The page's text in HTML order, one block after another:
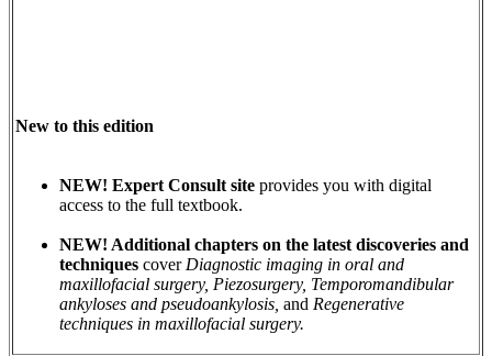
New to this edition
NEW! Expert Consult site provides you with digital
access to the full textbook.
NEW! Additional chapters on the latest discoveries and
techniques cover Diagnostic imaging in oral and
maxillofacial surgery, Piezosurgery, Temporomandibular
ankyloses and pseudoankylosis, and Regenerative
techniques in maxillofacial surgery.